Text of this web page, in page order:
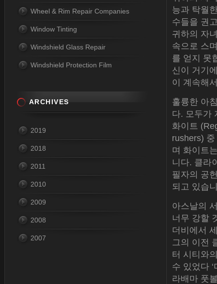
능과 탁월
수들을 권
귀하의 자
속으로 스
를 얻지 못
신이 거기
이 계속해
훌륭한 아
다. 모두가
화이트
rushers)
며 화이트
니다. 클라
필자의 공
되고 있습
아스날의
너무 강할
더비에서
그의 이전
터 시티와
수 있었다
라배마 풋
Wheel & Rim Repair Companies
Window Tinting
Windshield Glass Repair
Windshield Protection Film
ARCHIVES
2019
2018
2011
2010
2009
2008
2007